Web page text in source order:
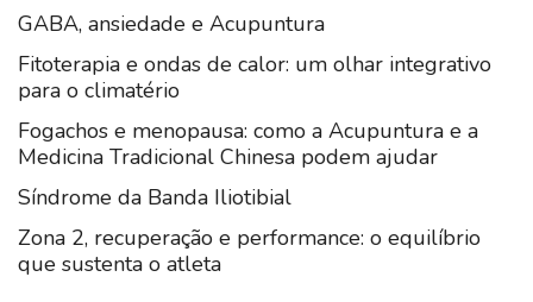
GABA, ansiedade e Acupuntura
Fitoterapia e ondas de calor: um olhar integrativo
para o climatério
Fogachos e menopausa: como a Acupuntura e a
Medicina Tradicional Chinesa podem ajudar
Síndrome da Banda Iliotibial
Zona 2, recuperação e performance: o equilíbrio
que sustenta o atleta